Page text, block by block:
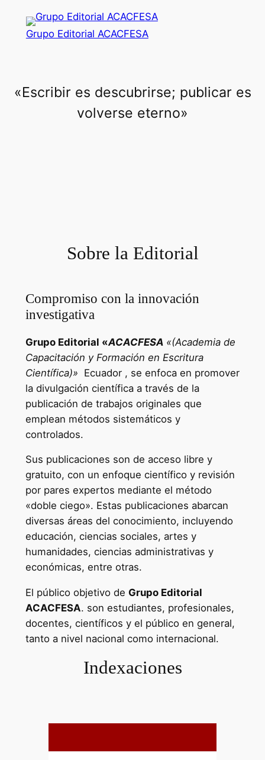
contenido
Grupo Editorial ACACFESA
«Escribir es descubrirse; publicar es
volverse eterno»
Sobre la Editorial
Compromiso con la innovación
investigativa
Grupo Editorial «ACACFESA «(Academia de
Capacitación y Formación en Escritura
Científica)» Ecuador , se enfoca en promover
la divulgación científica a través de la
publicación de trabajos originales que
emplean métodos sistemáticos y
controlados.
Sus publicaciones son de acceso libre y
gratuito, con un enfoque científico y revisión
por pares expertos mediante el método
«doble ciego». Estas publicaciones abarcan
diversas áreas del conocimiento, incluyendo
educación, ciencias sociales, artes y
humanidades, ciencias administrativas y
económicas, entre otras.
El público objetivo de Grupo Editorial
ACACFESA. son estudiantes, profesionales,
docentes, científicos y el público en general,
tanto a nivel nacional como internacional.
Indexaciones